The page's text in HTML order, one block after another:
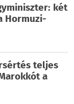
két
Hormuzi-
teljes
a